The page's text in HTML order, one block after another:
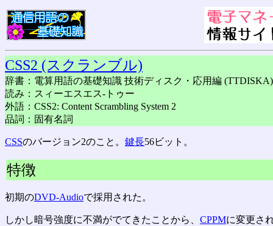
CSS2 (スクランブル)
辞書：電算用語の基礎知識 技術ディスク・応用編 (TTDISKA)
読み：スィーエスエス-トゥー
外語：CSS2: Content Scrambling System 2
品詞：固有名詞
CSSのバージョン2のこと。 鍵長56ビット。
特徴
初期のDVD-Audioで採用された。
しかし暗号強度に不満がでてきたことから、 CPPMに変更さ